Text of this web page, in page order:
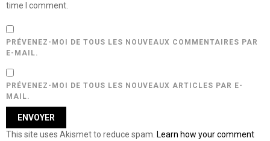
time I comment.
PRÉVENEZ-MOI DE TOUS LES NOUVEAUX COMMENTAIRES PAR
E-MAIL.
PRÉVENEZ-MOI DE TOUS LES NOUVEAUX ARTICLES PAR E-
MAIL.
This site uses Akismet to reduce spam. Learn how your comment